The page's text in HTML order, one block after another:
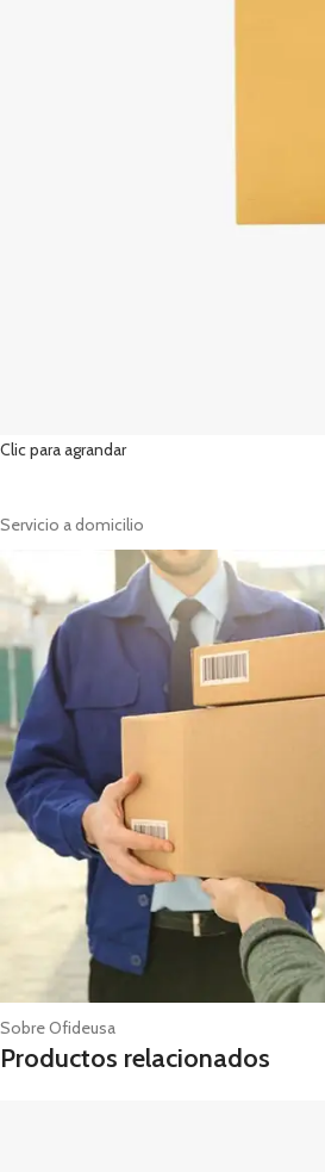
Clic para agrandar
Servicio a domicilio
Sobre Ofideusa
Productos relacionados